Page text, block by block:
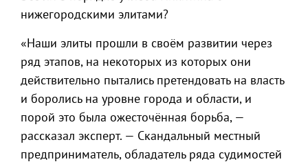
нижегородскими элитами?
«Наши элиты прошли в своём развитии через
ряд этапов, на некоторых из которых они
действительно пытались претендовать на власть
и боролись на уровне города и области, и
порой это была ожесточённая борьба, —
рассказал эксперт. — Скандальный местный
предприниматель, обладатель ряда судимостей